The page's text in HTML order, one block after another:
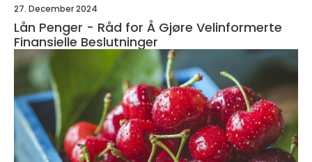
27. December 2024
Lån Penger - Råd for Å Gjøre Velinformerte
Finansielle Beslutninger